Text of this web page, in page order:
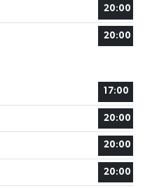
20:00
20:00
17:00
20:00
20:00
20:00